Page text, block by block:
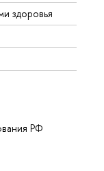
здоровья
РФ